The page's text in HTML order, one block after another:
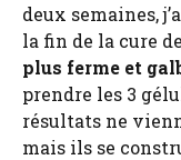
deux semaines,
la fin de la cure
plus ferme et
prendre les 3
résultats ne
mais ils se